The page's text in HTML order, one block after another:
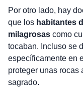
Por otro lado, hay
que los habitantes
milagrosascomo
tocaban. Incluso se
específicamente en
proteger unas rocas
sagrado.